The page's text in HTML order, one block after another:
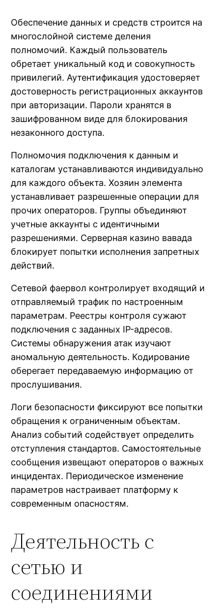
Обеспечение данных и средств строится на
многослойной системе деления
полномочий. Каждый пользователь
обретает уникальный код и совокупность
привилегий. Аутентификация удостоверяет
достоверность регистрационных аккаунтов
при авторизации. Пароли хранятся в
зашифрованном виде для блокирования
незаконного доступа.
Полномочия подключения к данным и
каталогам устанавливаются индивидуально
для каждого объекта. Хозяин элемента
устанавливает разрешенные операции для
прочих операторов. Группы объединяют
учетные аккаунты с идентичными
разрешениями. Серверная казино вавада
блокирует попытки исполнения запретных
действий.
Сетевой фаервол контролирует входящий и
отправляемый трафик по настроенным
параметрам. Реестры контроля сужают
подключения с заданных IP-адресов.
Системы обнаружения атак изучают
аномальную деятельность. Кодирование
оберегает передаваемую информацию от
прослушивания.
Логи безопасности фиксируют все попытки
обращения к ограниченным объектам.
Анализ событий содействует определить
отступления стандартов. Самостоятельные
сообщения извещают операторов о важных
инцидентах. Периодическое изменение
параметров настраивает платформу к
современным опасностям.
Деятельность с
сетью и
соединениями